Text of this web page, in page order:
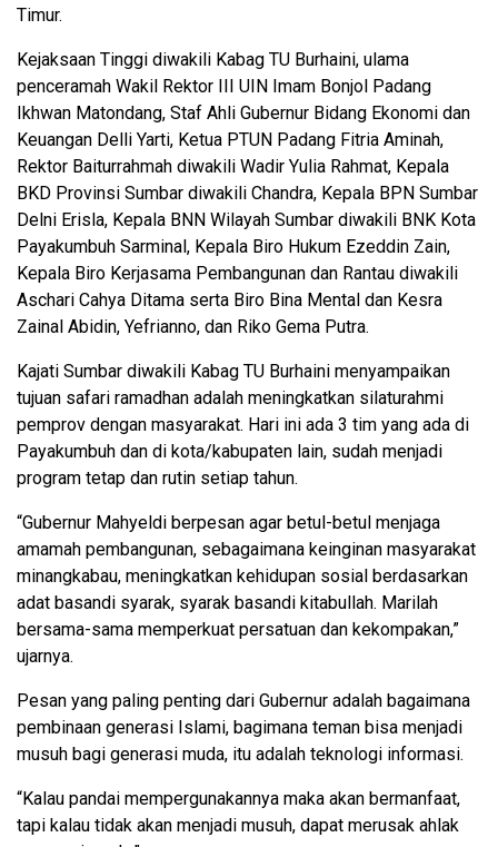
Timur.
Kejaksaan Tinggi diwakili Kabag TU Burhaini, ulama
penceramah Wakil Rektor III UIN Imam Bonjol Padang
Ikhwan Matondang, Staf Ahli Gubernur Bidang Ekonomi dan
Keuangan Delli Yarti, Ketua PTUN Padang Fitria Aminah,
Rektor Baiturrahmah diwakili Wadir Yulia Rahmat, Kepala
BKD Provinsi Sumbar diwakili Chandra, Kepala BPN Sumbar
Delni Erisla, Kepala BNN Wilayah Sumbar diwakili BNK Kota
Payakumbuh Sarminal, Kepala Biro Hukum Ezeddin Zain,
Kepala Biro Kerjasama Pembangunan dan Rantau diwakili
Aschari Cahya Ditama serta Biro Bina Mental dan Kesra
Zainal Abidin, Yefrianno, dan Riko Gema Putra.
Kajati Sumbar diwakili Kabag TU Burhaini menyampaikan
tujuan safari ramadhan adalah meningkatkan silaturahmi
pemprov dengan masyarakat. Hari ini ada 3 tim yang ada di
Payakumbuh dan di kota/kabupaten lain, sudah menjadi
program tetap dan rutin setiap tahun.
“Gubernur Mahyeldi berpesan agar betul-betul menjaga
amamah pembangunan, sebagaimana keinginan masyarakat
minangkabau, meningkatkan kehidupan sosial berdasarkan
adat basandi syarak, syarak basandi kitabullah. Marilah
bersama-sama memperkuat persatuan dan kekompakan,”
ujarnya.
Pesan yang paling penting dari Gubernur adalah bagaimana
pembinaan generasi Islami, bagimana teman bisa menjadi
musuh bagi generasi muda, itu adalah teknologi informasi.
“Kalau pandai mempergunakannya maka akan bermanfaat,
tapi kalau tidak akan menjadi musuh, dapat merusak ahlak